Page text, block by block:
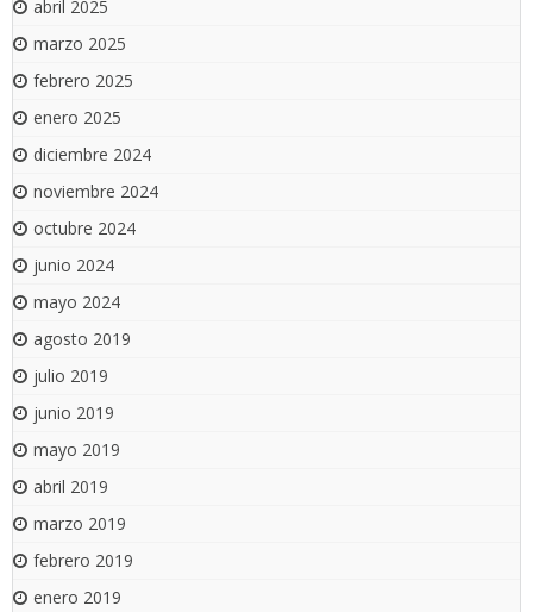
abril 2025
marzo 2025
febrero 2025
enero 2025
diciembre 2024
noviembre 2024
octubre 2024
junio 2024
mayo 2024
agosto 2019
julio 2019
junio 2019
mayo 2019
abril 2019
marzo 2019
febrero 2019
enero 2019